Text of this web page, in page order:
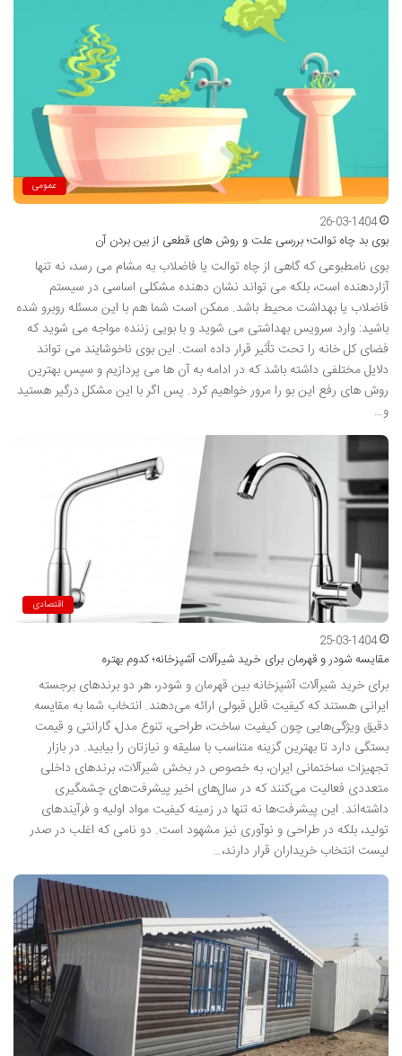
عمومی
26-03-1404
بوی بد چاه توالت؛ بررسی علت و روش های قطعی از بین بردن آن
بوی نامطبوعی که گاهی از چاه توالت یا فاضلاب به مشام می رسد، نه تنها
آزاردهنده است، بلکه می تواند نشان دهنده مشکلی اساسی در سیستم
فاضلاب یا بهداشت محیط باشد. ممکن است شما هم با این مسئله روبرو شده
باشید: وارد سرویس بهداشتی می شوید و با بویی زننده مواجه می شوید که
فضای کل خانه را تحت تأثیر قرار داده است. این بوی ناخوشایند می تواند
دلایل مختلفی داشته باشد که در ادامه به آن ها می پردازیم و سپس بهترین
روش های رفع این بو را مرور خواهیم کرد. پس اگر با این مشکل درگیر هستید
و…
اقتصادی
25-03-1404
مقایسه شودر و قهرمان برای خرید شیرآلات آشپزخانه؛ کدوم بهتره
برای خرید شیرآلات آشپزخانه بین قهرمان و شودر، هر دو برندهای برجسته
ایرانی هستند که کیفیت قابل قبولی ارائه می‌دهند. انتخاب شما به مقایسه
دقیق ویژگی‌هایی چون کیفیت ساخت، طراحی، تنوع مدل، گارانتی و قیمت
بستگی دارد تا بهترین گزینه متناسب با سلیقه و نیازتان را بیابید. در بازار
تجهیزات ساختمانی ایران، به خصوص در بخش شیرآلات، برندهای داخلی
متعددی فعالیت می‌کنند که در سال‌های اخیر پیشرفت‌های چشمگیری
داشته‌اند. این پیشرفت‌ها نه تنها در زمینه کیفیت مواد اولیه و فرآیندهای
تولید، بلکه در طراحی و نوآوری نیز مشهود است. دو نامی که اغلب در صدر
لیست انتخاب خریداران قرار دارند،…